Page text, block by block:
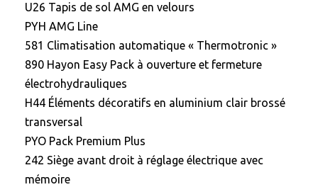
U26 Tapis de sol AMG en velours
PYH AMG Line
581 Climatisation automatique « Thermotronic »
890 Hayon Easy Pack à ouverture et fermeture
électrohydrauliques
H44 Éléments décoratifs en aluminium clair brossé
transversal
PYO Pack Premium Plus
242 Siège avant droit à réglage électrique avec
mémoire